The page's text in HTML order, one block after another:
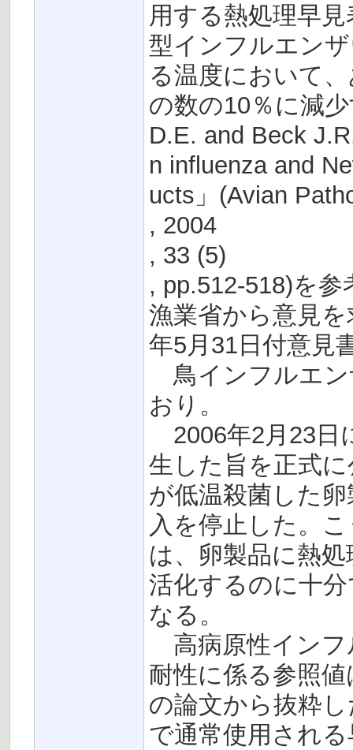
用する熱処理早
型インフルエン
る温度において
の数の10％に減
D.E. and Beck
n influenza and
ucts」(Avian
, 2004
, 33 (5)
, pp.512-518)を
漁業省から意見
年5月31日付意見
鳥インフルエン
おり。
2006年2月23日
生した旨を正式
が低温殺菌した
入を停止した。
は、卵製品に熱
活化するのに十
なる。
高病原性インフ
耐性に係る参照
の論文から抜粋
で通常使用され